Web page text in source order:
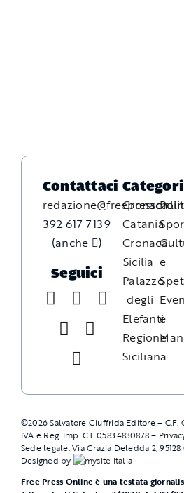
Contattaci
392 617 7139
(anche
)
Seguici
Cronaca
Catania
Cronaca
Sicilia
Palazzo
degli
Elefanti
Regione
Siciliana
e
e
©2026Salvatore Giuffrida Editore – C.F.
IVA e Reg. Imp. CT 05834830878 –
Sede legale: Via Grazia Deledda 2, 95128
Designed by
Free Press Online è una testata